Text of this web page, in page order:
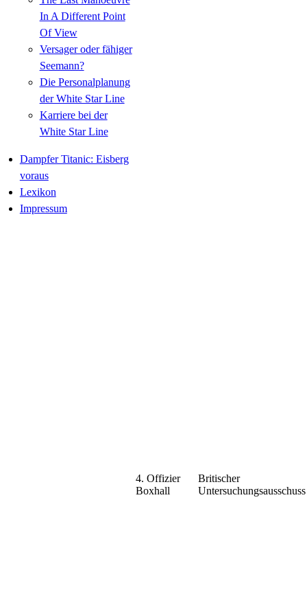
In A Different Point
Of View
Versager oder fähiger
Seemann?
Die Personalplanung
der White Star Line
Karriere bei der
White Star Line
Dampfer Titanic: Eisberg
voraus
Lexikon
Impressum
4. Offizier
Boxhall
Britischer
Untersuchungsausschuss